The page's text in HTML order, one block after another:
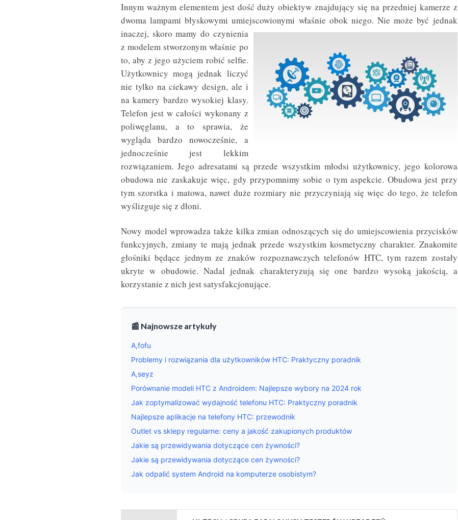
Innym ważnym elementem jest dość duży obiektyw znajdujący się na przedniej kamerze z
dwoma lampami błyskowymi umiejscowionymi właśnie obok niego.​Nie może być jednak
inaczej, skoro mamy do czynienia
z modelem stworzonym właśnie po
to, aby z jego użyciem robić selfie.
Użytkownicy mogą jednak liczyć
nie tylko na ciekawy design, ale i
na kamery bardzo wysokiej klasy.
Telefon jest w całości wykonany z
poliwęglanu, a to sprawia, że
wygląda bardzo nowocześnie, a
jednocześnie jest lekkim
rozwiązaniem. Jego adresatami są przede wszystkim młodsi użytkownicy, jego kolorowa
obudowa nie zaskakuje więc, gdy przypomnimy sobie o tym aspekcie. Obudowa jest przy
tym szorstka i matowa, nawet duże rozmiary nie przyczyniają się więc do tego, że telefon
wyślizguje się z dłoni.
Nowy model wprowadza także kilka zmian odnoszących się do umiejscowienia przycisków
funkcyjnych, zmiany te mają jednak przede wszystkim kosmetyczny charakter. Znakomite
głośniki będące jednym ze znaków rozpoznawczych telefonów HTC, tym razem zostały
ukryte w obudowie. Nadal jednak charakteryzują się one bardzo wysoką jakością, a
korzystanie z nich jest satysfakcjonujące.
📰 Najnowsze artykuły
A,fofu
Problemy i rozwiązania dla użytkowników HTC: Praktyczny poradnik
A,seyz
Porównanie modeli HTC z Androidem: Najlepsze wybory na 2024 rok
Jak zoptymalizować wydajność telefonu HTC: Praktyczny poradnik
Najlepsze aplikacje na telefony HTC: przewodnik
Outlet vs sklepy regularne: ceny a jakość zakupionych produktów
Jakie są przewidywania dotyczące cen żywności?
Jakie są przewidywania dotyczące cen żywności?
Jak odpalić system Android na komputerze osobistym?